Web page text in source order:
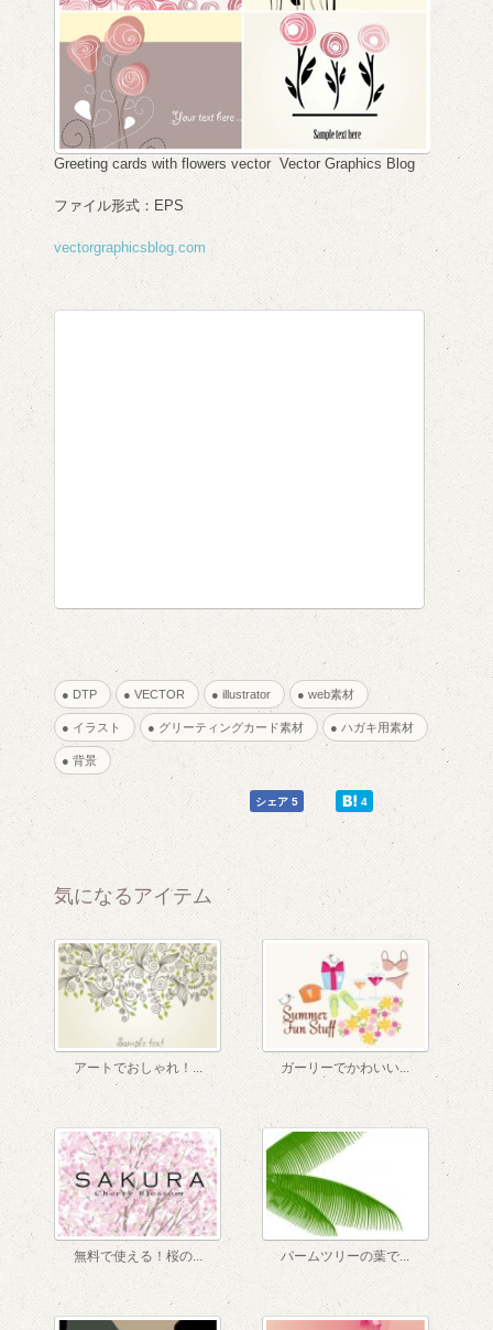
Greeting cards with flowers vector Vector Graphics Blog
ファイル形式：EPS
vectorgraphicsblog.com
● DTP ● VECTOR ● illustrator ● web素材
● イラスト ● グリーティングカード素材 ● ハガキ用素材
● 背景
シェア 5 4
00
気になるアイテム
アートでおしゃれ！... ガーリーでかわいい...
無料で使える！桜の... パームツリーの葉で...